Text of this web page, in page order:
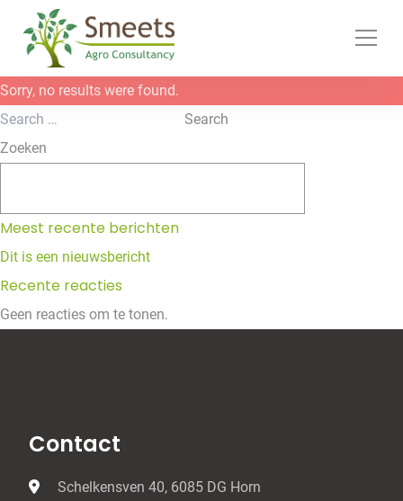
Ga naar de inhoud
Sorry, no results were found.
Search for:
Search
Zoeken
Meest recente berichten
Dit is een nieuwsbericht
Recente reacties
Geen reacties om te tonen.
Contact
Schelkensven 40, 6085 DG Horn